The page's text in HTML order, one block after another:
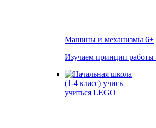
Машины и механизмы 6+
Изучаем принцип работы